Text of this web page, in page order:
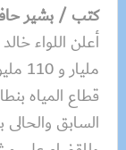
كتب / بشير
أعلن اللواء
قطاع المياه
السابق